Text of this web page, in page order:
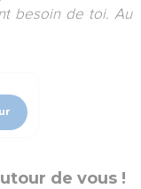
besoin de toi. Au
de vous !